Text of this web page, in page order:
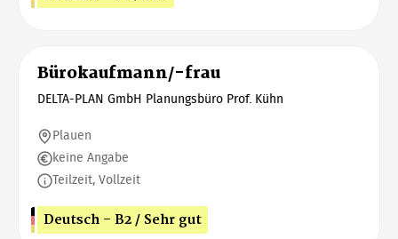
Bürokaufmann/-frau
DELTA-PLAN GmbH Planungsbüro Prof. Kühn
Plauen
keine Angabe
Teilzeit, Vollzeit
Deutsch - B2 / Sehr gut